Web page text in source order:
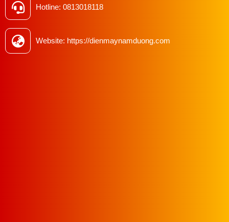
Hotline: 0813018118
Website: https://dienmaynamduong.com